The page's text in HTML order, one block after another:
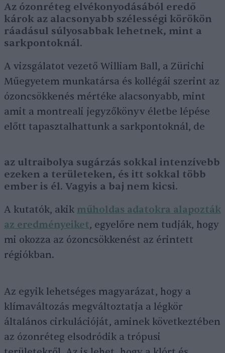
Az ózonréteg elvékonyodásából eredő
károk az alacsonyabb szélességi körökön
ráadásul súlyosabbak lehetnek, mint a
sarkpontoknál.
A vizsgálatot vezető William Ball, a Zürichi
Műegyetem munkatársa és kollégái szerint az
ózoncsökkenés mértéke alacsonyabb, mint
amit a montreali jegyzőkönyv életbe lépése
előtt tapasztalhattunk a sarkpontoknál, de
az ultraibolya sugárzás sokkal intenzívebb
ezeken a területeken, és itt sokkal több
ember is él. Vagyis a baj nem kicsi.
A kutatók, akik műholdas adatokra alapozták
az eredményeiket, egyelőre nem tudják, hogy
mi okozza az ózoncsökkenést az érintett
régiókban.
Az egyik lehetséges magyarázat, hogy a
klímaváltozás megváltoztatja a légkör
általános cirkulációját, aminek következtében
az ózonréteg elsodródik a trópusi